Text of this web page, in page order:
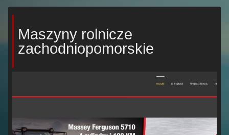
Maszyny rolnicze
zachodniopomorskie